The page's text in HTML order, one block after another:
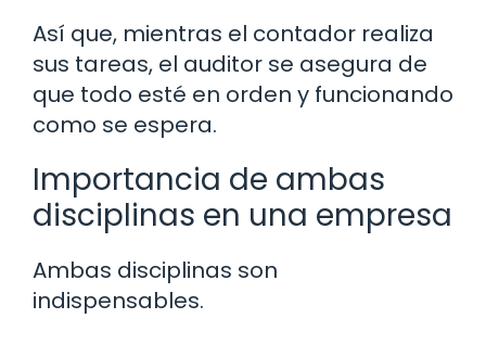
Así que, mientras el contador realiza
sus tareas, el auditor se asegura de
que todo esté en orden y funcionando
como se espera.
Importancia de ambas
disciplinas en una empresa
Ambas disciplinas son
indispensables.